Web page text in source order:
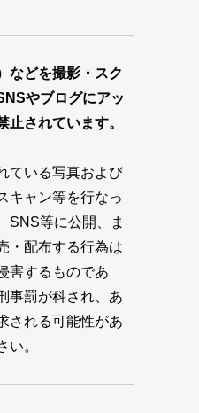
などを撮影・スク
やブログにアッ
止されています。
ている写真および
キャン等を行なっ
SNS等に公開、ま
・配布する行為は
害するものであ
事罰が科され、あ
される可能性があ
い。